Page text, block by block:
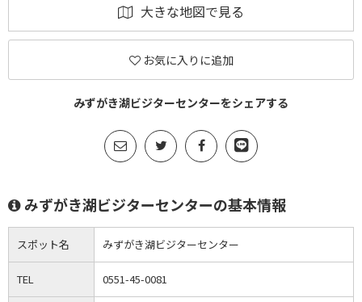
大きな地図で見る
お気に入りに追加
みずがき湖ビジターセンターをシェアする
みずがき湖ビジターセンターの基本情報
スポット名 みずがき湖ビジターセンター
TEL 0551-45-0081